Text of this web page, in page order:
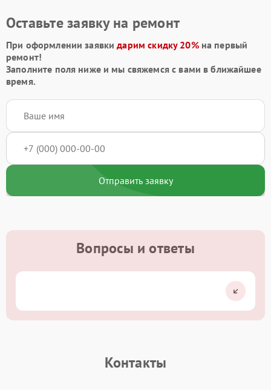
Оставьте заявку на ремонт
При оформлении заявкидарим скидку 20%на первый
ремонт!
Заполните поля ниже и мы свяжемся с вами в ближайшее
время.
Отправить заявку
Вопросы и ответы
Контакты